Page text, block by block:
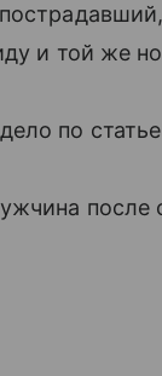
и той же
по